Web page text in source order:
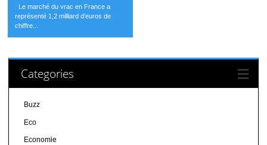
Le marché du vrac en France a
représenté 1,2 milliard d’euros de
chiffre...
Categories
Buzz
Eco
Economie